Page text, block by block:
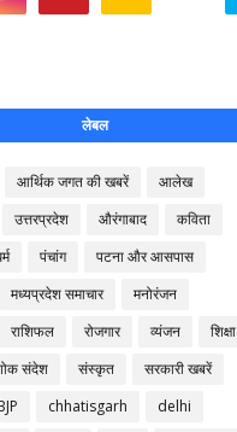
लेबल
आर्थिक जगत की खबरें
आलेख
उत्तरप्रदेश औरंगाबाद
कविता
पंचांग
पटना और आसपास
मध्यप्रदेश समाचार
मनोरंजन
राशिफल रोजगार व्यंजन
शिक्षा
संदेश संस्कृत
सरकारी खबरें
chhatisgarh
delhi